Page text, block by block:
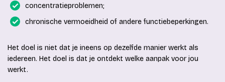
concentratieproblemen;
chronische vermoeidheid of andere functiebeperkingen.
Het doel is niet dat je ineens op dezelfde manier werkt als
iedereen. Het doel is dat je ontdekt welke aanpak voor jou
werkt.